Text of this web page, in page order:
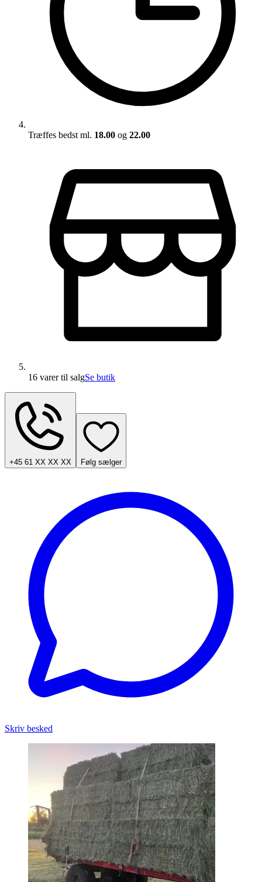
Træffes bedst ml. 18.00 og 22.00
16 varertil salgSe butik
+45 61 XX XX XX Følg sælger
Skriv besked